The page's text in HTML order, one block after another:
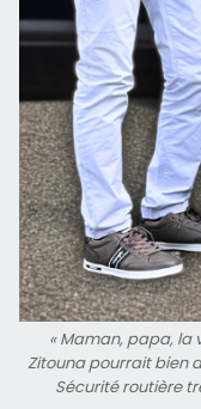
« Maman, papa, la
Zitouna pourrait bien
Sécurité routière